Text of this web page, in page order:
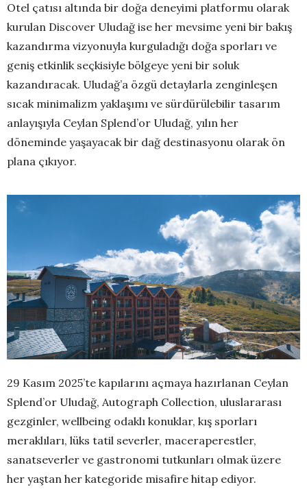
Otel çatısı altında bir doğa deneyimi platformu olarak
kurulan Discover Uludağ ise her mevsime yeni bir bakış
kazandırma vizyonuyla kurguladığı doğa sporları ve
geniş etkinlik seçkisiyle bölgeye yeni bir soluk
kazandıracak. Uludağ’a özgü detaylarla zenginleşen
sıcak minimalizm yaklaşımı ve sürdürülebilir tasarım
anlayışıyla Ceylan Splend’or Uludağ, yılın her
döneminde yaşayacak bir dağ destinasyonu olarak ön
plana çıkıyor.
29 Kasım 2025’te kapılarını açmaya hazırlanan Ceylan
Splend’or Uludağ, Autograph Collection, uluslararası
gezginler, wellbeing odaklı konuklar, kış sporları
meraklıları, lüks tatil severler, maceraperestler,
sanatseverler ve gastronomi tutkunları olmak üzere
her yaştan her kategoride misafire hitap ediyor.